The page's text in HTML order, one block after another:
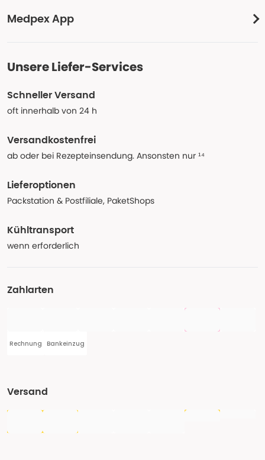
Medpex App
Unsere Liefer-Services
Schneller Versand
oft innerhalb von 24 h
Versandkostenfrei
ab oder bei Rezepteinsendung. Ansonsten nur ¹⁴
Lieferoptionen
Packstation & Postfiliale, PaketShops
Kühltransport
wenn erforderlich
Zahlarten
Rechnung Bankeinzug
Versand